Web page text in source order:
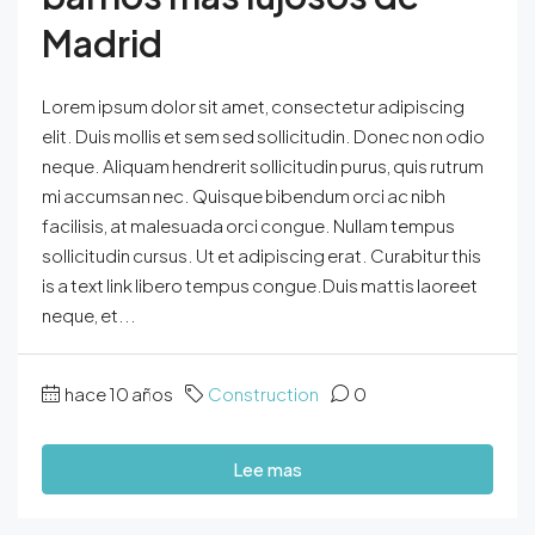
Madrid
Lorem ipsum dolor sit amet, consectetur adipiscing
elit. Duis mollis et sem sed sollicitudin. Donec non odio
neque. Aliquam hendrerit sollicitudin purus, quis rutrum
mi accumsan nec. Quisque bibendum orci ac nibh
facilisis, at malesuada orci congue. Nullam tempus
sollicitudin cursus. Ut et adipiscing erat. Curabitur this
is a text link libero tempus congue.Duis mattis laoreet
neque, et...
hace 10 años Construction 0
Lee mas